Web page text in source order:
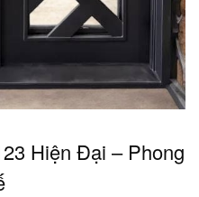
Hiện Đại – Phong